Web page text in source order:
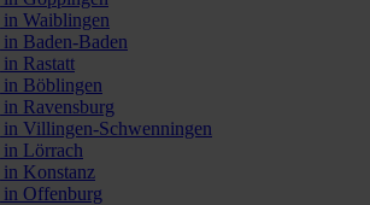
Waiblingen
Baden-Baden
Rastatt
Böblingen
Ravensburg
Villingen-Schwenningen
Lörrach
Konstanz
Offenburg